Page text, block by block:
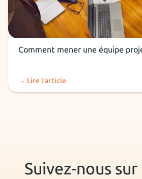
Devenir manager
Comment mener une équipe
→ Lire l’article
Suivez-nous